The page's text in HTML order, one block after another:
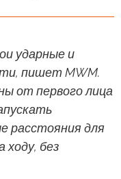
ударные и
пишет MWM.
от первого лица
расстояния для
ходу, без